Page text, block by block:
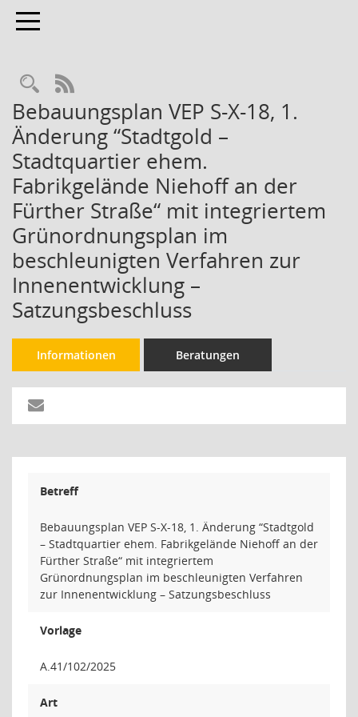
Toggle navigation
Rechercheauswahl
RSS-Feed
Bebauungsplan VEP S-X-18, 1.
Änderung “Stadtgold –
Stadtquartier ehem.
Fabrikgelände Niehoff an der
Fürther Straße“ mit integriertem
Grünordnungsplan im
beschleunigten Verfahren zur
Innenentwicklung –
Satzungsbeschluss
Informationen Beratungen
Betreff
Bebauungsplan VEP S-X-18, 1. Änderung “Stadtgold
– Stadtquartier ehem. Fabrikgelände Niehoff an der
Fürther Straße“ mit integriertem
Grünordnungsplan im beschleunigten Verfahren
zur Innenentwicklung – Satzungsbeschluss
Vorlage
A.41/102/2025
Art